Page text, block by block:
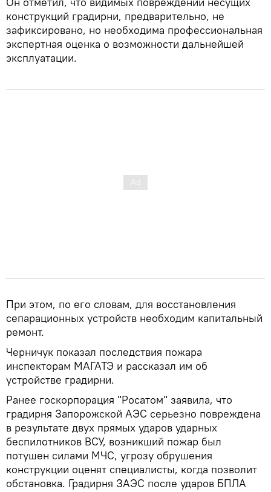
конструкций градирни, предварительно, не
зафиксировано, но необходима профессиональная
экспертная оценка о возможности дальнейшей
эксплуатации.
При этом, по его словам, для восстановления
сепарационных устройств необходим капитальный
ремонт.
Черничук показал последствия пожара
инспекторам МАГАТЭ и рассказал им об
устройстве градирни.
Ранее госкорпорация "Росатом" заявила, что
градирня Запорожской АЭС серьезно повреждена
в результате двух прямых ударов ударных
беспилотников ВСУ, возникший пожар был
потушен силами МЧС, угрозу обрушения
конструкции оценят специалисты, когда позволит
обстановка. Градирня ЗАЭС после ударов БПЛА